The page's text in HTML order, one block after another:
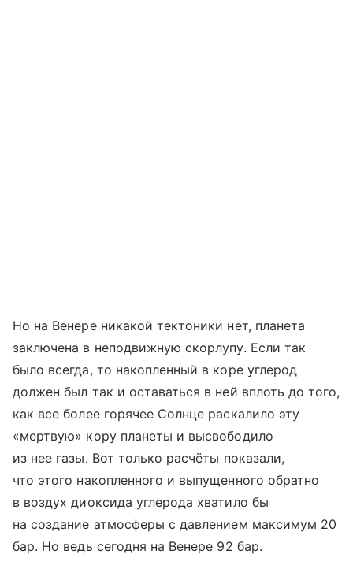
Но на Венере никакой тектоники нет, планета
заключена в неподвижную скорлупу. Если так
было всегда, то накопленный в коре углерод
должен был так и оставаться в ней вплоть до того,
как все более горячее Солнце раскалило эту
«мертвую» кору планеты и высвободило
из нее газы. Вот только расчёты показали,
что этого накопленного и выпущенного обратно
в воздух диоксида углерода хватило бы
на создание атмосферы с давлением максимум 20
бар. Но ведь сегодня на Венере 92 бар.